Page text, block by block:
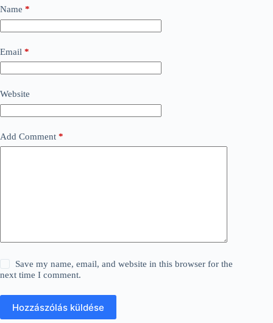
Name *
Email *
Website
Add Comment *
Save my name, email, and website in this browser for the
next time I comment.
Hozzászólás küldése